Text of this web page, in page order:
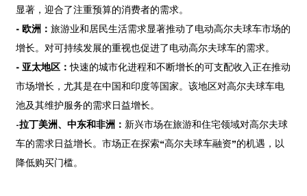
显著，迎合了注重预算的消费者的需求。
- 欧洲： 旅游业和居民生活需求显著推动了电动高尔夫球车市场的
增长。对可持续发展的重视也促进了电动高尔夫球车的需求。
- 亚太地区：快速的城市化进程和不断增长的可支配收入正在推动
市场增长，尤其是在中国和印度等国家。该地区对高尔夫球车电
池及其维护服务的需求日益增长。
-拉丁美洲、中东和非洲： 新兴市场在旅游和住宅领域对高尔夫球
车的需求日益增长。市场正在探索“高尔夫球车融资”的机遇，以
降低购买门槛。